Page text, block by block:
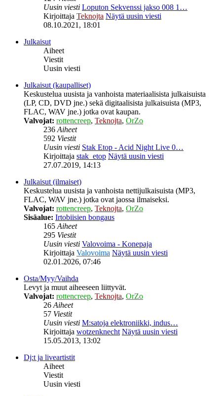
Uusin viesti Loputon Sekvenssi jakso 008 1…
Kirjoittaja Teknojta Näytä uusin viesti
08.10.2021, 18:01
Julkaisut
Aiheet
Viestit
Uusin viesti
Julkaisut (kaupalliset)
Keskustelua uusista ja vanhoista materiaalisista julkaisuista
(LP, CD, DVD jne.) sekä digitaalisista julkaisuista (MP3,
FLAC, WAV jne.) jotka ovat kaupan.
Valvojat: rottencreep, Teknojta, OrZo
236Aiheet
592 Viestit
Uusin viesti Stak Etop - Acid Night Live 0…
Kirjoittaja stak_etop Näytä uusin viesti
27.07.2019, 14:13
Julkaisut (ilmaiset)
Keskustelua uusista ja vanhoista nettijulkaisuista (MP3,
FLAC, WAV jne.) jotka ovat jaossa ilmaiseksi.
Valvojat: rottencreep, Teknojta, OrZo
Sisäalue: Irtobiisien bongaus
165Aiheet
295 Viestit
Uusin viesti Valovoima - Konepaja
Kirjoittaja Valovoima Näytä uusin viesti
02.01.2026, 07:46
Osta/Myy/Vaihda
Levyt ja muut aiheeseen liittyvät.
Valvojat: rottencreep, Teknojta, OrZo
26Aiheet
57 Viestit
Uusin viesti M:satoja elektroniikki, indus…
Kirjoittaja wotzenknecht Näytä uusin viesti
15.05.2013, 13:02
Dj:t ja liveartistit
Aiheet
Viestit
Uusin viesti